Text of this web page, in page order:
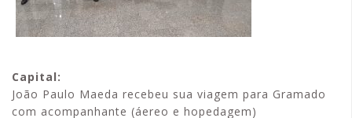
Capital:
João Paulo Maeda recebeu sua viagem para Gramado
com acompanhante (áereo e hopedagem)